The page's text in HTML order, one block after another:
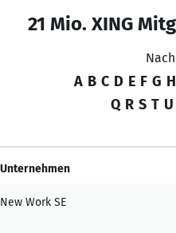
21 Mio. XING
A B C D E F G H
Q R S T U
Unternehmen
New Work SE